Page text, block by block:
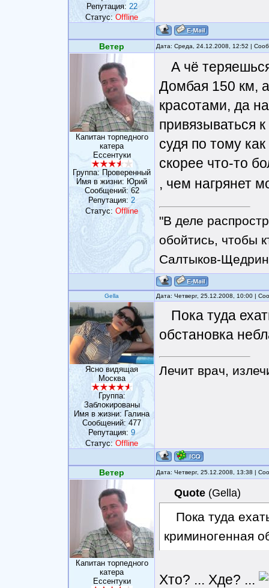
Репутация: 22
Статус:Offline
Ветер Дата: Среда, 24.12.2008, 12:52 |
Капитан торпедного
катера
Ессентуки
Группа: Проверенный
Имя в жизни: Юрий
Сообщений: 62
Репутация: 2
Статус: Offline
А чё
Домбая 150 км,
красотами, да
привязываться
судя по тому
скорее что-то
, чем нагрянет
"В деле
обойтись, чтобы
Салтыков-
Gella Дата: Четверг, 25.12.2008, 10:00 |
Ясно видящая
Москва
Группа:
Заблокированы
Имя в жизни: Галина
Сообщений: 477
Репутация: 9
Статус:Offline
Пока туда
обстановка
Лечит врач,
Ветер Дата: Четверг, 25.12.2008, 13:38 |
Капитан торпедного
катера
Ессентуки
Quote (Gella)
Пока туда
криминогенная
Хто? ... Хде? ...